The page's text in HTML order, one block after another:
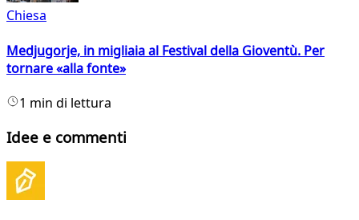
Chiesa
Medjugorje, in migliaia al Festival della Gioventù. Per
tornare «alla fonte»
1 min di lettura
Idee e commenti